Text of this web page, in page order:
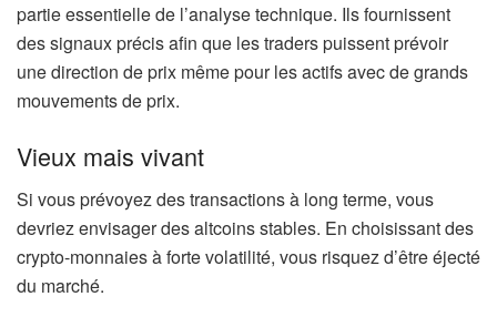
partie essentielle de l’analyse technique. Ils fournissent
des signaux précis afin que les traders puissent prévoir
une direction de prix même pour les actifs avec de grands
mouvements de prix.
Vieux mais vivant
Si vous prévoyez des transactions à long terme, vous
devriez envisager des altcoins stables. En choisissant des
crypto-monnaies à forte volatilité, vous risquez d’être éjecté
du marché.